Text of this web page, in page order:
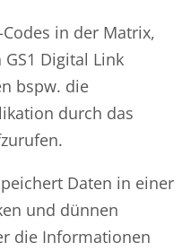
in der Matrix,
Digital Link
bspw. die
durch das
Daten in einer
und dünnen
die Informationen